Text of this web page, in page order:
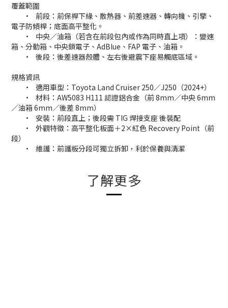
覆蓋範圍
•
前段：前保桿下緣、散熱器、前差速器、轉向機、引擎、
電子防傾桿；底面高平整化。
•
中央／油箱（若含在前段包內或作為同時直上項）：變速
箱、分動箱、中央鎖電子、AdBlue、FAP 電子、油箱。
•
後段：後差速器殼體、左右後避震下座易觸底區域。
規格資訊
•
適用車型：Toyota Land Cruiser 250／J250（2024+）
•
材料：AW5083 H111 認證鋁合金（前 8mm／中央 6mm
／油箱 6mm／後差 8mm）
•
安裝：前段直上；後段需 TIG 焊接支座 後裝配
•
外觀特徵：高平整化板面＋2×紅色 Recovery Point（前
段）
•
維護：前護板分段可獨立拆卸，利於保養與清潔
了解更多